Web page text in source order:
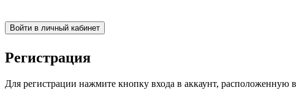
Pегистрация
Для регистрации нажмите кнопку входа в аккаунт,